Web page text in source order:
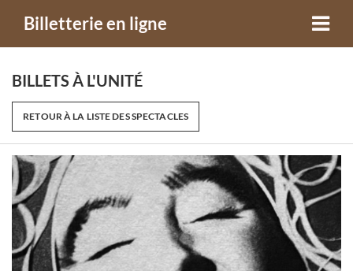
Billetterie en ligne
BILLETS À L'UNITÉ
RETOUR À LA LISTE DES SPECTACLES